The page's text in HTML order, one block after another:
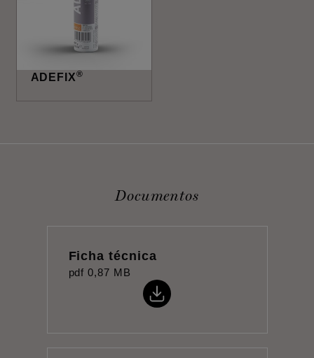
ADEFIX®
Documentos
Ficha técnica
pdf 0,87 MB